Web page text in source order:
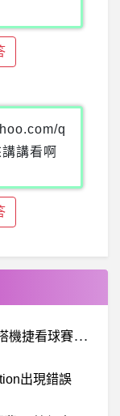
q
講看啊
M
onkeys- 桃捷挺猿票13日熱血開賣 搭機捷看球賽荷 桃捷挺猿票13日熱血開賣 搭機捷看球賽荷
出現錯誤